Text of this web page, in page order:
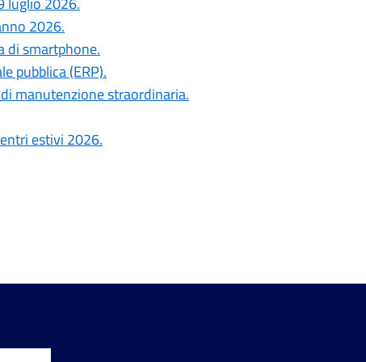
2026.
di smartphone.
pubblica (ERP).
manutenzione straordinaria.
estivi 2026.